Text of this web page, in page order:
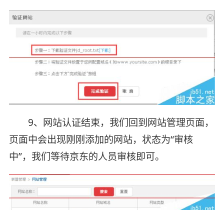
9、网站认证结束，我们回到网站管理页面，
页面中会出现刚刚添加的网站，状态为“审核
中”，我们等待京东的人员审核即可。